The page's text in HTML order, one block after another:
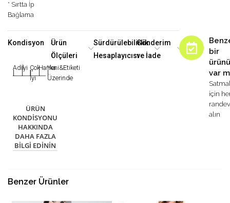
* Sırtta İp
Bağlama
Kondisyon
Adilİyi
|
Çok
İyi
Harika
|
Yeni&Etiketi
Üzerinde
ÜRÜN
KONDISYONU
HAKKINDA
DAHA FAZLA
BILGI EDININ
Ürün
Ölçüleri
Sürdürülebilirlik
Hesaplayıcısı
Gönderim
ve İade
bir
var
için
alın
Benzer Ürünler